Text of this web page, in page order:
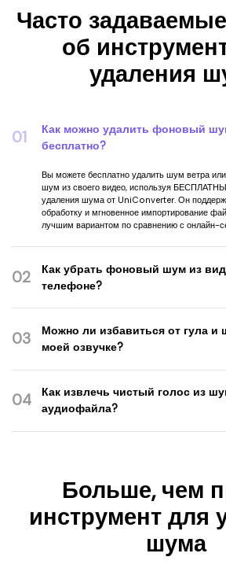
Часто
об
удаления
01
Как можно удалить фоновый
бесплатно?
Вы можете бесплатно удалить шум ветра
шум из своего видео, используя
удаления шума от UniConverter. Он
обработку и мгновенное импортирование
лучшим вариантом по сравнению с онлайн-
02
Как убрать фоновый шум из
телефоне?
03
Можно ли избавиться от гула и
моей озвучке?
04
Как извлечь чистый голос из
аудиофайла?
Больше, чем
инструмент для
шума